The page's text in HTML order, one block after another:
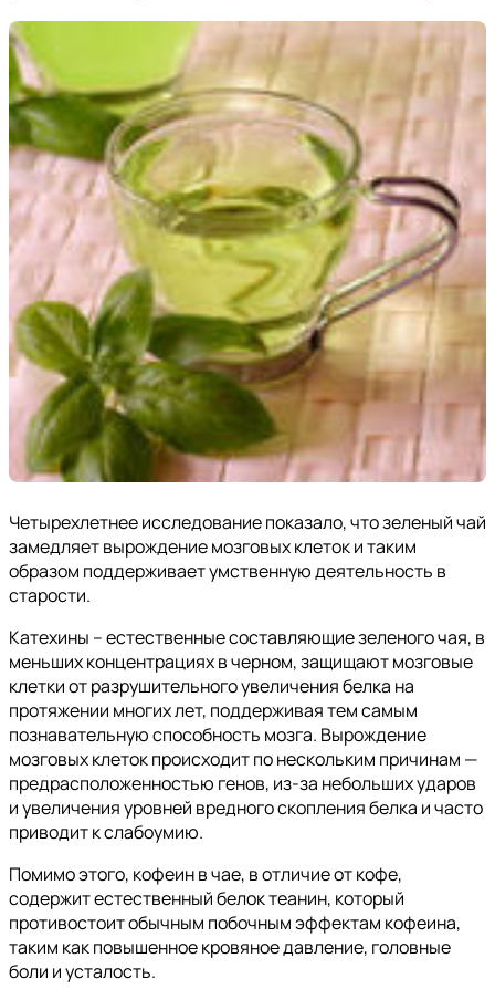
Четырехлетнее исследование показало, что зеленый чай
замедляет вырождение мозговых клеток и таким
образом поддерживает умственную деятельность в
старости.
Катехины – естественные составляющие зеленого чая, в
меньших концентрациях в черном, защищают мозговые
клетки от разрушительного увеличения белка на
протяжении многих лет, поддерживая тем самым
познавательную способность мозга. Вырождение
мозговых клеток происходит по нескольким причинам —
предрасположенностью генов, из-за небольших ударов
и увеличения уровней вредного скопления белка и часто
приводит к слабоумию.
Помимо этого, кофеин в чае, в отличие от кофе,
содержит естественный белок теанин, который
противостоит обычным побочным эффектам кофеина,
таким как повышенное кровяное давление, головные
боли и усталость.